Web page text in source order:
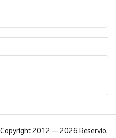
Copyright 2012 — 2026 Reservio.